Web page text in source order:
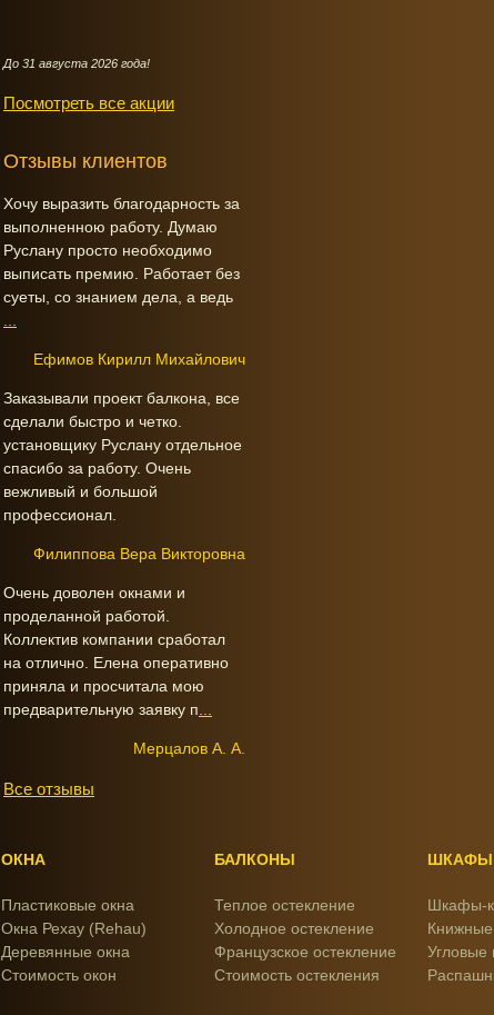
До 31 августа 2026 года!
Посмотреть все акции
Отзывы клиентов
Хочу выразить благодарность за
выполненною работу. Думаю
Руслану просто необходимо
выписать премию. Работает без
суеты, со знанием дела, а ведь
Ефимов Кирилл Михайлович
Заказывали проект балкона, все
сделали быстро и четко.
установщику Руслану отдельное
спасибо за работу. Очень
вежливый и большой
профессионал.
Филиппова Вера Викторовна
Очень доволен окнами и
проделанной работой.
Коллектив компании сработал
на отлично. Елена оперативно
приняла и просчитала мою
предварительную заявку п
Мерцалов А. А.
Все отзывы
ОКНА
Пластиковые окна
Окна Рехау (Rehau)
Деревянные окна
Стоимость окон
БАЛКОНЫ
Теплое остекление
Холодное остекление
Французское остекление
Стоимость остекления
ШКАФЫ
Шкафы-